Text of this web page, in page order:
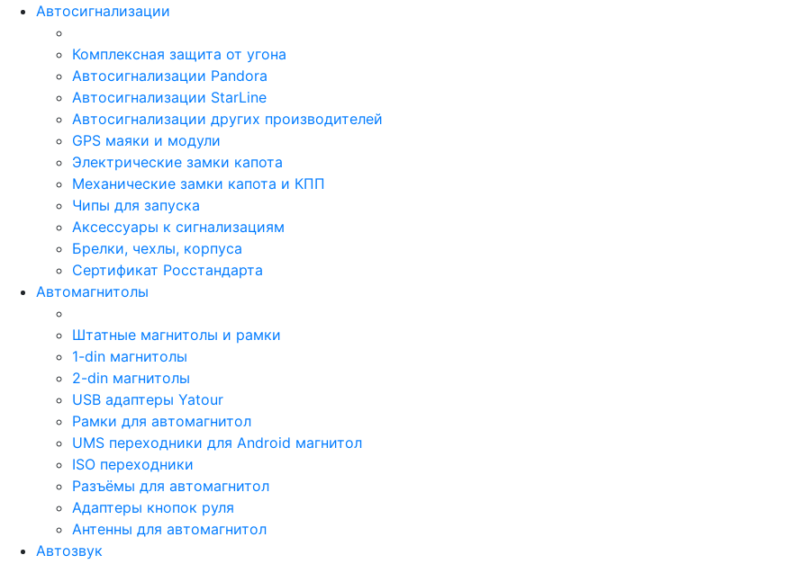
Автосигнализации
Комплексная защита от угона
Автосигнализации Pandora
Автосигнализации StarLine
Автосигнализации других производителей
GPS маяки и модули
Электрические замки капота
Механические замки капота и КПП
Чипы для запуска
Аксессуары к сигнализациям
Брелки, чехлы, корпуса
Сертификат Росстандарта
Автомагнитолы
Штатные магнитолы и рамки
1-din магнитолы
2-din магнитолы
USB адаптеры Yatour
Рамки для автомагнитол
UMS переходники для Android магнитол
ISO переходники
Разъёмы для автомагнитол
Адаптеры кнопок руля
Антенны для автомагнитол
Автозвук